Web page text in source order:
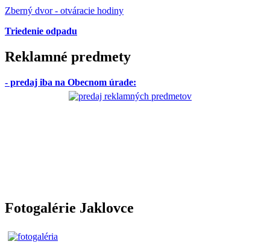
Zberný dvor - otváracie hodiny
Triedenie odpadu
Reklamné predmety
- predaj iba na Obecnom úrade:
Fotogalérie Jaklovce